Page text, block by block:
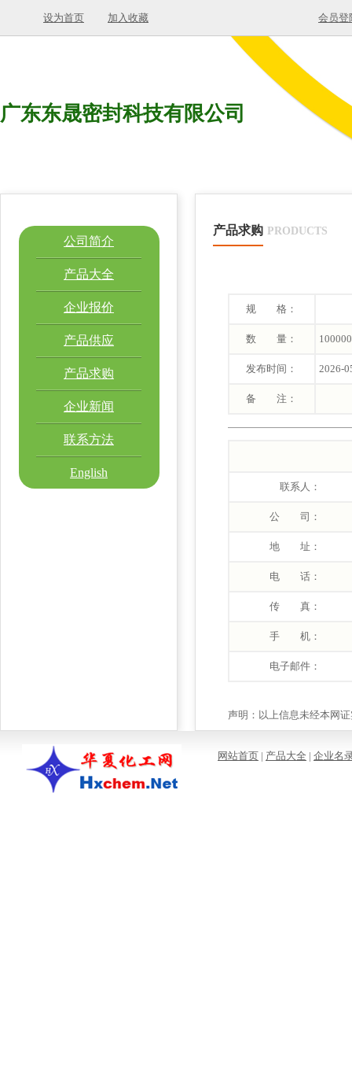
设为首页 加入收藏 会员登
广东东晟密封科技有限公司
公司简介
产品大全
企业报价
产品供应
产品求购
企业新闻
联系方法
English
产品求购 PRODUCTS
规 格：
数 量： 100000
发布时间： 2026-
备 注：
联系人：
公 司：
地 址：
电 话：
传 真：
手 机：
电子邮件：
声明：以上信息未经本网
网站首页 | 产品大全 | 企业名